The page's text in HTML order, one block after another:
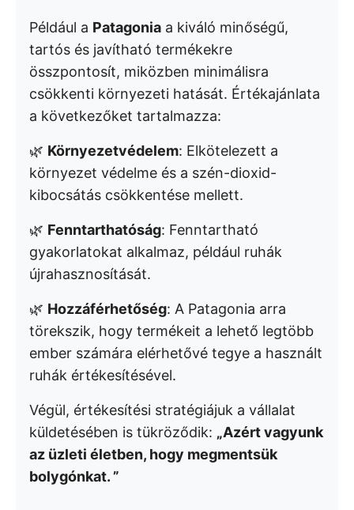
Például a Patagonia a kiváló minőségű,
tartós és javítható termékekre
összpontosít, miközben minimálisra
csökkenti környezeti hatását. Értékajánlata
a következőket tartalmazza:
🌿 Környezetvédelem: Elkötelezett a
környezet védelme és a szén-dioxid-
kibocsátás csökkentése mellett.
🌿 Fenntarthatóság: Fenntartható
gyakorlatokat alkalmaz, például ruhák
újrahasznosítását.
🌿 Hozzáférhetőség: A Patagonia arra
törekszik, hogy termékeit a lehető legtöbb
ember számára elérhetővé tegye a használt
ruhák értékesítésével.
Végül, értékesítési stratégiájuk a vállalat
küldetésében is tükröződik: „Azért vagyunk
az üzleti életben, hogy megmentsük
bolygónkat. ”